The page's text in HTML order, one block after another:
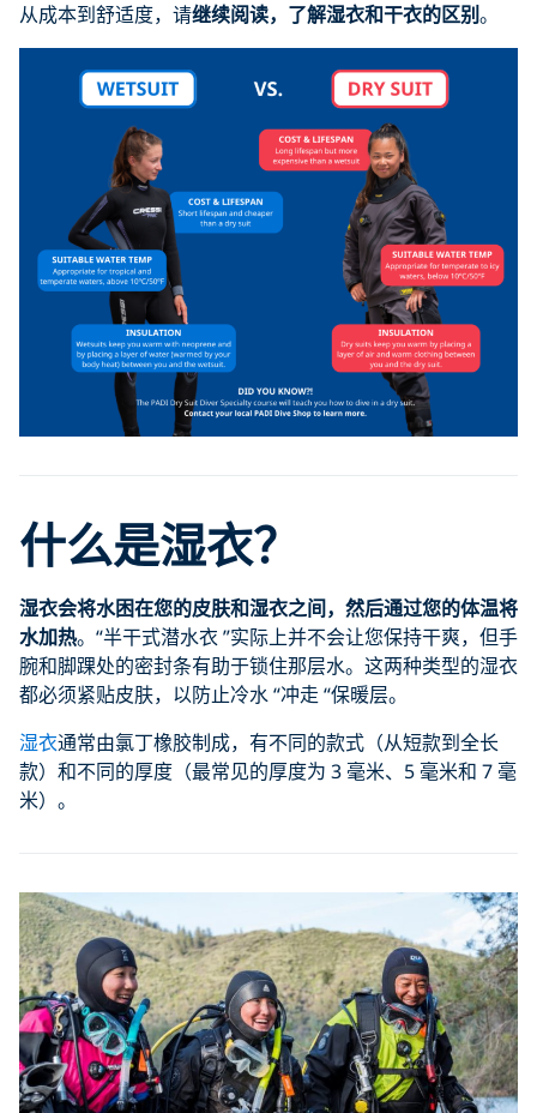
从成本到舒适度，请继续阅读，了解湿衣和干衣的区别。
什么是湿衣？
湿衣会将水困在您的皮肤和湿衣之间，然后通过您的体温将
水加热。“半干式潜水衣 ”实际上并不会让您保持干爽，但手
腕和脚踝处的密封条有助于锁住那层水。这两种类型的湿衣
都必须紧贴皮肤，以防止冷水 “冲走 “保暖层。
湿衣通常由氯丁橡胶制成，有不同的款式（从短款到全长
款）和不同的厚度（最常见的厚度为 3 毫米、5 毫米和 7 毫
米）。